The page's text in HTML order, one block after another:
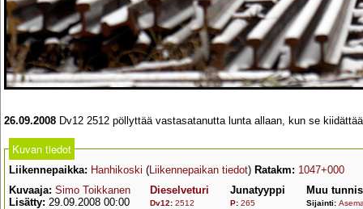
26.09.2008 Dv12 2512 pöllyttää vastasatanutta lunta allaan, kun se
Kuvan tiedot
Liikennepaikka: Hanhikoski (Liikennepaikan tiedot) Ratakm: 1047+000
Kuvaaja: Simo Toikkanen
Lisätty: 29.09.2008 00:00
Dieselveturi
Dv12: 2512
Junatyyppi
P: 265
Muu
Sijainti: